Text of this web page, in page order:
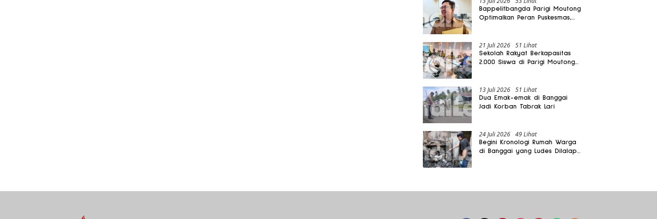
Bappelitbangda Parigi Moutong
Optimalkan Peran Puskesmas,
21 Juli 2026 51 Lihat
Sekolah Rakyat Berkapasitas
2.000 Siswa di Parigi Moutong
13 Juli 2026 51 Lihat
Dua Emak-emak di Banggai
Jadi Korban Tabrak Lari
24 Juli 2026 49 Lihat
Begini Kronologi Rumah Warga
di Banggai yang Ludes Dilalap